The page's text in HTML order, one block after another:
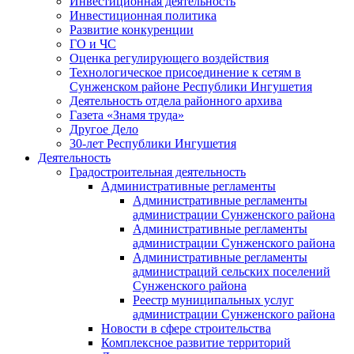
Инвестиционная политика
Развитие конкуренции
ГО и ЧС
Оценка регулирующего воздействия
Технологическое присоединение к сетям в
Сунженском районе Республики Ингушетия
Деятельность отдела районного архива
Газета «Знамя труда»
Другое Дело
30-лет Республики Ингушетия
Деятельность
Градостроительная деятельность
Административные регламенты
Административные регламенты
администрации Сунженского района
Административные регламенты
администрации Сунженского района
Административные регламенты
администраций сельских поселений
Сунженского района
Реестр муниципальных услуг
администрации Сунженского района
Новости в сфере строительства
Комплексное развитие территорий